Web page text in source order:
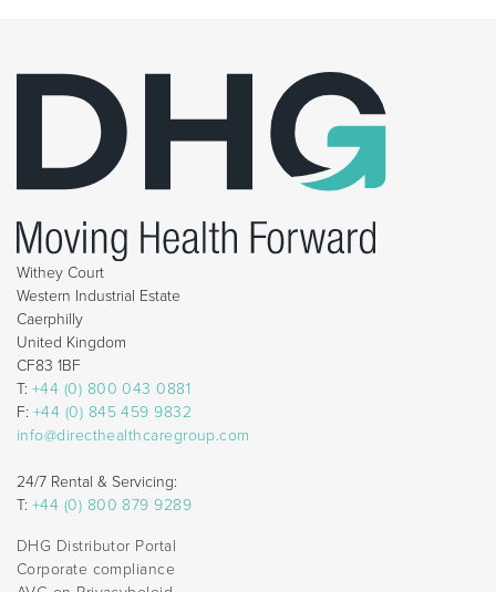
Withey Court
Western Industrial Estate
Caerphilly
United Kingdom
CF83 1BF
T: +44 (0) 800 043 0881
F: +44 (0) 845 459 9832
info@directhealthcaregroup.com
24/7 Rental & Servicing:
T: +44 (0) 800 879 9289
DHG Distributor Portal
Corporate compliance